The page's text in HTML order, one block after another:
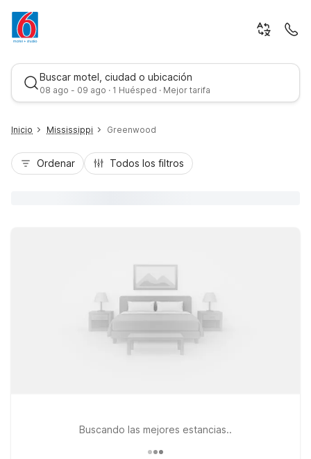
Buscar motel, ciudad o ubicación
08 ago - 09 ago · 1 Huésped · Mejor tarifa
Inicio Mississippi Greenwood
Ordenar Todos los filtros
Buscando las mejores estancias..